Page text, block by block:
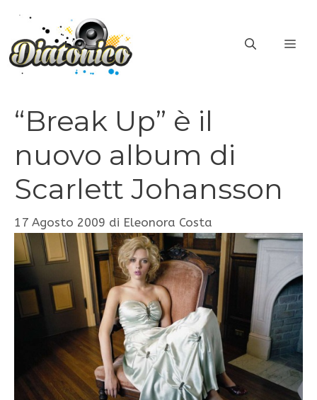
contenuto
“Break Up” è il
nuovo album di
Scarlett Johansson
17 Agosto 2009 di Eleonora Costa